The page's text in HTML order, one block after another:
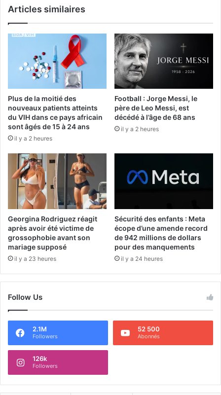
Articles similaires
Plus de la moitié des
nouveaux patients atteints
du VIH dans ce pays africain
sont âgés de 15 à 24 ans
il y a 2 heures
Football : Jorge Messi, le
père de Leo Messi, est
décédé à l’âge de 68 ans
il y a 2 heures
Georgina Rodriguez réagit
après avoir été victime de
grossophobie avant son
mariage supposé
il y a 23 heures
Sécurité des enfants : Meta
écope d’une amende record
de 942 millions de dollars
pour des manquements
il y a 24 heures
Follow Us
2.1M
Followers
52 500
Abonnés
126k
Followers